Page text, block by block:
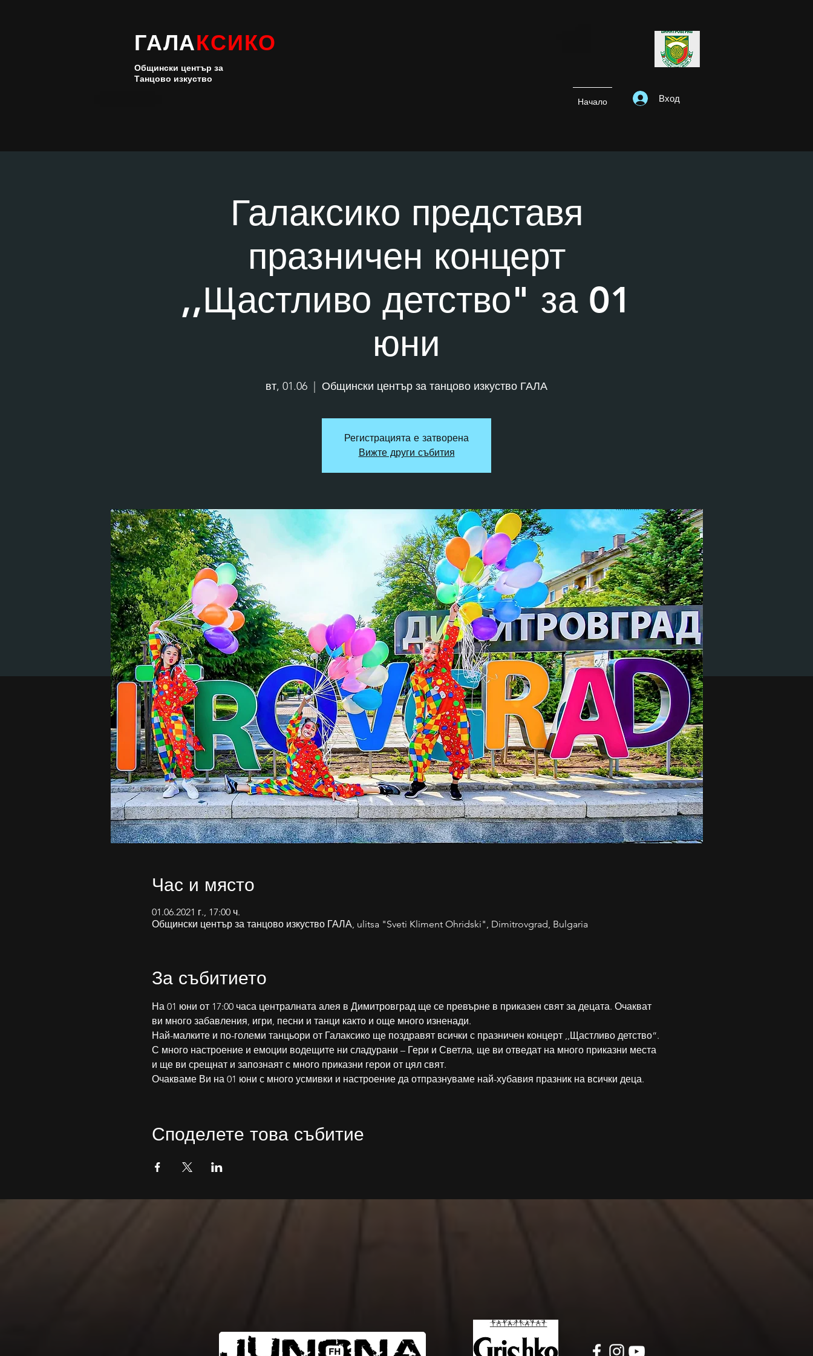
ГАЛАКСИКО
Общински център за
Танцово изкуство
Начало Вход
Галаксико представя
празничен концерт
,,Щастливо детство" за 01
юни
вт, 01.06 Общински център за танцово изкуство ГАЛА
Регистрацията е затворена
Вижте други събития
Час и място
01.06.2021 г., 17:00 ч.
Общински център за танцово изкуство ГАЛА, ulitsa "Sveti Kliment Ohridski", Dimitrovgrad, Bulgaria
За събитието
На 01 юни от 17:00 часа централната алея в Димитровград ще се превърне в приказен свят за децата. Очакват
ви много забавления, игри, песни и танци както и още много изненади.
Най-малките и по-големи танцьори от Галаксико ще поздравят всички с празничен концерт ,,Щастливо детство“.
С много настроение и емоции водещите ни сладурани – Гери и Светла, ще ви отведат на много приказни места
и ще ви срещнат и запознаят с много приказни герои от цял свят.
Очакваме Ви на 01 юни с много усмивки и настроение да отпразнуваме най-хубавия празник на всички деца.
Споделете това събитие